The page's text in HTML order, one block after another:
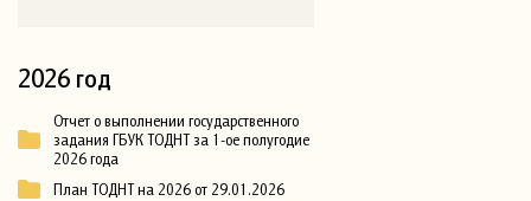
2026 год
Отчет о выполнении государственного
задания ГБУК ТОДНТ за 1-ое полугодие
2026 года
План ТОДНТ на 2026 от 29.01.2026